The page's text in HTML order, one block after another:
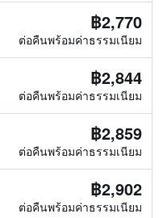
฿2,770
ต่อคืนพร้อมค่าธรรมเนียม
฿2,844
ต่อคืนพร้อมค่าธรรมเนียม
฿2,859
ต่อคืนพร้อมค่าธรรมเนียม
฿2,902
ต่อคืนพร้อมค่าธรรมเนียม